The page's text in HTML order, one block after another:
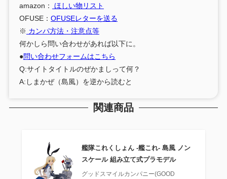
amazon：
ほしい物リスト
OFUSE： OFUSEレターを送る
※ カンパ方法・注意点等
何かしら問い合わせがあれば以下に。
●問い合わせフォームはこちら
Q:サイトタイトルのぜかましって何？
A:しまかぜ（島風）を逆から読むと
関連商品
艦隊これくしょん ‐艦これ‐ 島風 ノン
スケール 組み立て式プラモデル
グッドスマイルカンパニー(GOOD